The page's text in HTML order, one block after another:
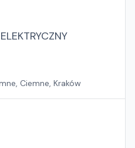
Ciemne, Kraków